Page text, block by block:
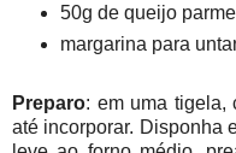
50g de queijo
margarina para
Preparo: em uma tigela,
até incorporar. Disponha